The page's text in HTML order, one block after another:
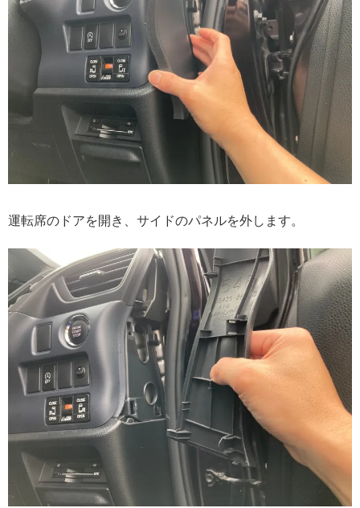
運転席のドアを開き、サイドのパネルを外します。